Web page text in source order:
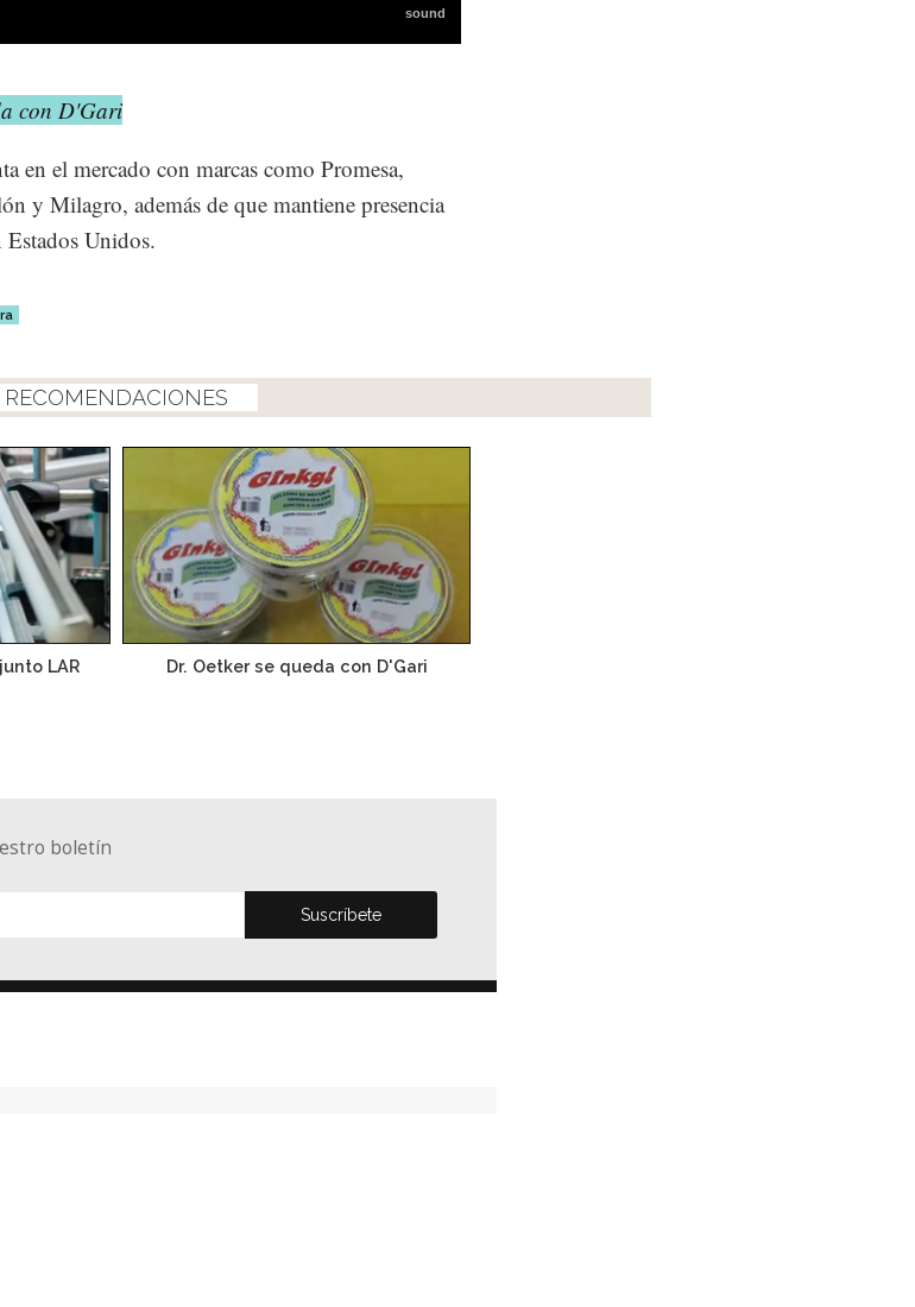
con D'Gari
en el mercado con marcas como Promesa,
y Milagro, además de que mantiene presencia
Unidos.
RECOMENDACIONES
LAR Dr. Oetker se queda con D'Gari
boletín